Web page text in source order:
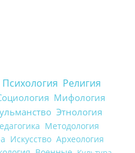
Психология Религия
Мифология
Этнология
Методология
Искусство Археология